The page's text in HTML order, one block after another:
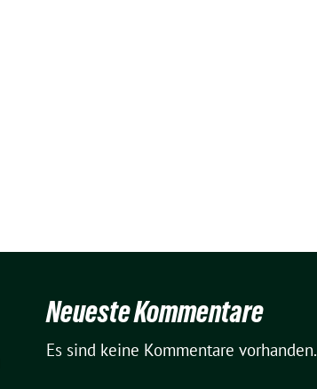
Neueste Kommentare
Es sind keine Kommentare vorhanden.